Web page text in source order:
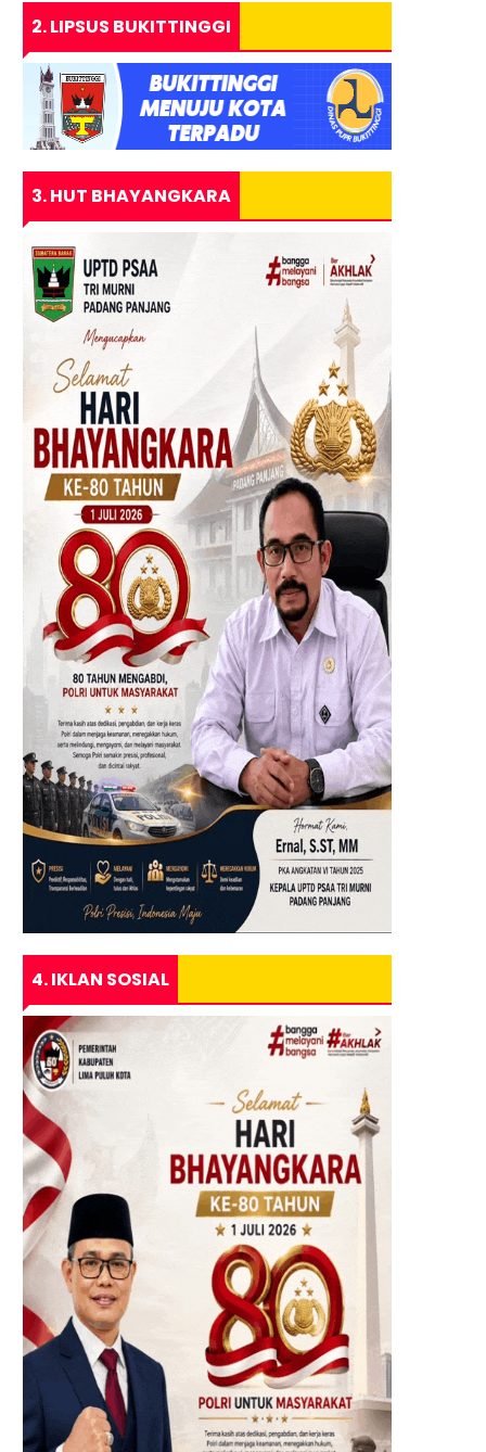
2. LIPSUS BUKITTINGGI
3. HUT BHAYANGKARA
4. IKLAN SOSIAL